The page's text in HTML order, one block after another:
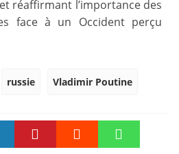
réaffirmant l’importance des
face à un Occident perçu
russie Vladimir Poutine